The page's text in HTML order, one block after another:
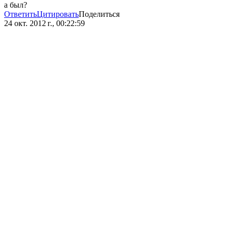
а был?
ОтветитьЦитироватьПоделиться
24 окт. 2012 г., 00:22:59